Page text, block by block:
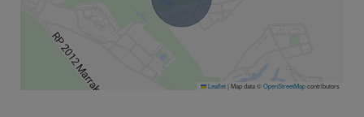
Leaflet| Map data ©OpenStreetMapcontributors